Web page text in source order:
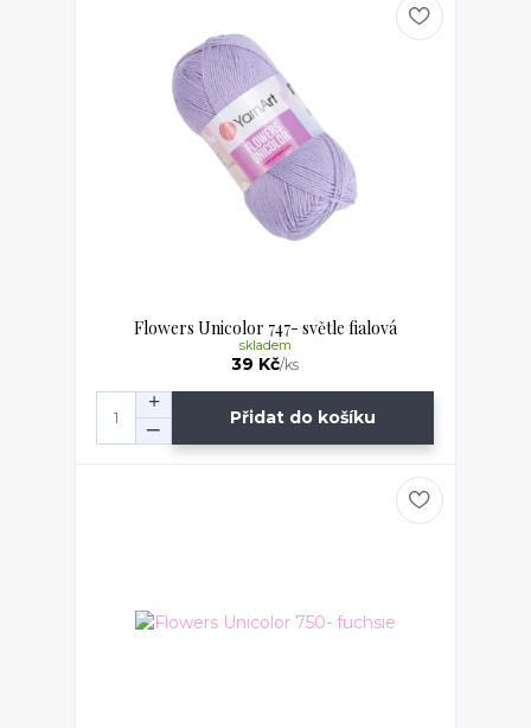
Flowers Unicolor 747- světle fialová
39 Kč/ks
skladem
Přidat do košíku